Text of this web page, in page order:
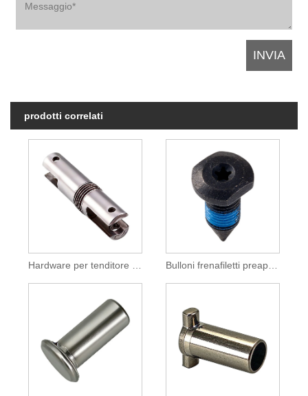
prodotti correlati